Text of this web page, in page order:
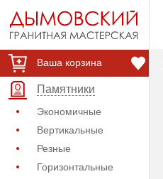
Ваша корзина
Памятники
Экономичные
Вертикальные
Резные
Горизонтальные